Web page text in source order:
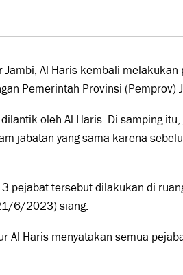
Jambi, Al Haris kembali
Pemerintah Provinsi (Pemprov)
oleh Al Haris. Di samping
jabatan yang sama karena
pejabat tersebut dilakukan di
6/2023) siang.
Al Haris menyatakan semua